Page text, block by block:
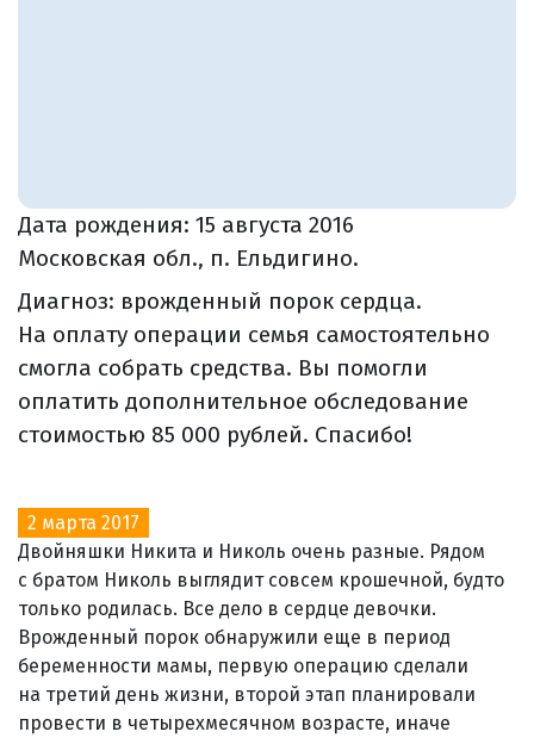
Дата рождения: 15 августа 2016
Московская обл., п. Ельдигино.
Диагноз: врожденный порок сердца.
На оплату операции семья самостоятельно
смогла собрать средства. Вы помогли
оплатить дополнительное обследование
стоимостью 85 000 рублей. Спасибо!
2 марта 2017
Двойняшки Никита и Николь очень разные. Рядом
с братом Николь выглядит совсем крошечной, будто
только родилась. Все дело в сердце девочки.
Врожденный порок обнаружили еще в период
беременности мамы, первую операцию сделали
на третий день жизни, второй этап планировали
провести в четырехмесячном возрасте, иначе